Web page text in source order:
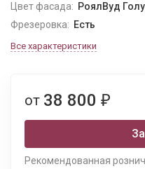
Цвет фасада: РоялВуд
Фрезеровка: Есть
Все характеристики
от 38 800 ₽
Рекомендованная